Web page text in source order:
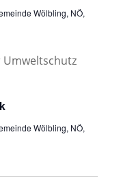
Wölbling, NÖ,
Wölbling, NÖ,